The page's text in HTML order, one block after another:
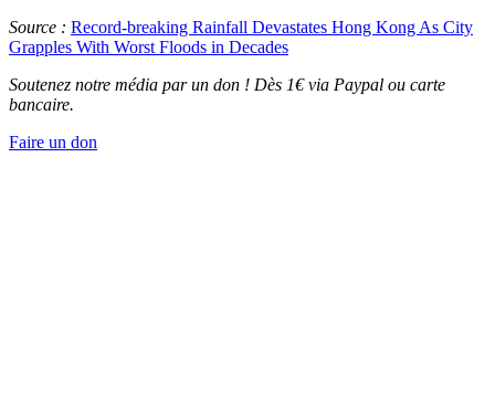
Source : Record-breaking Rainfall Devastates Hong Kong As City
Grapples With Worst Floods in Decades
Soutenez notre média par un don ! Dès 1€ via Paypal ou carte
bancaire.
Faire un don